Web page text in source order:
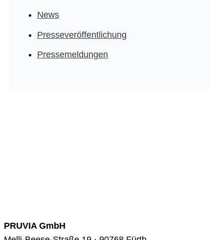
News
Presseveröffentlichung
Pressemeldungen
PRUVIA GmbH